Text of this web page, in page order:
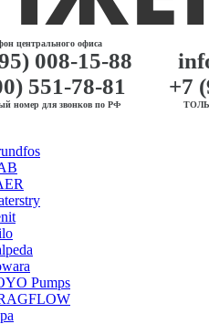
центрального офиса
008-15-88
551-78-81
номер для звонков по РФ
+7
Pumps